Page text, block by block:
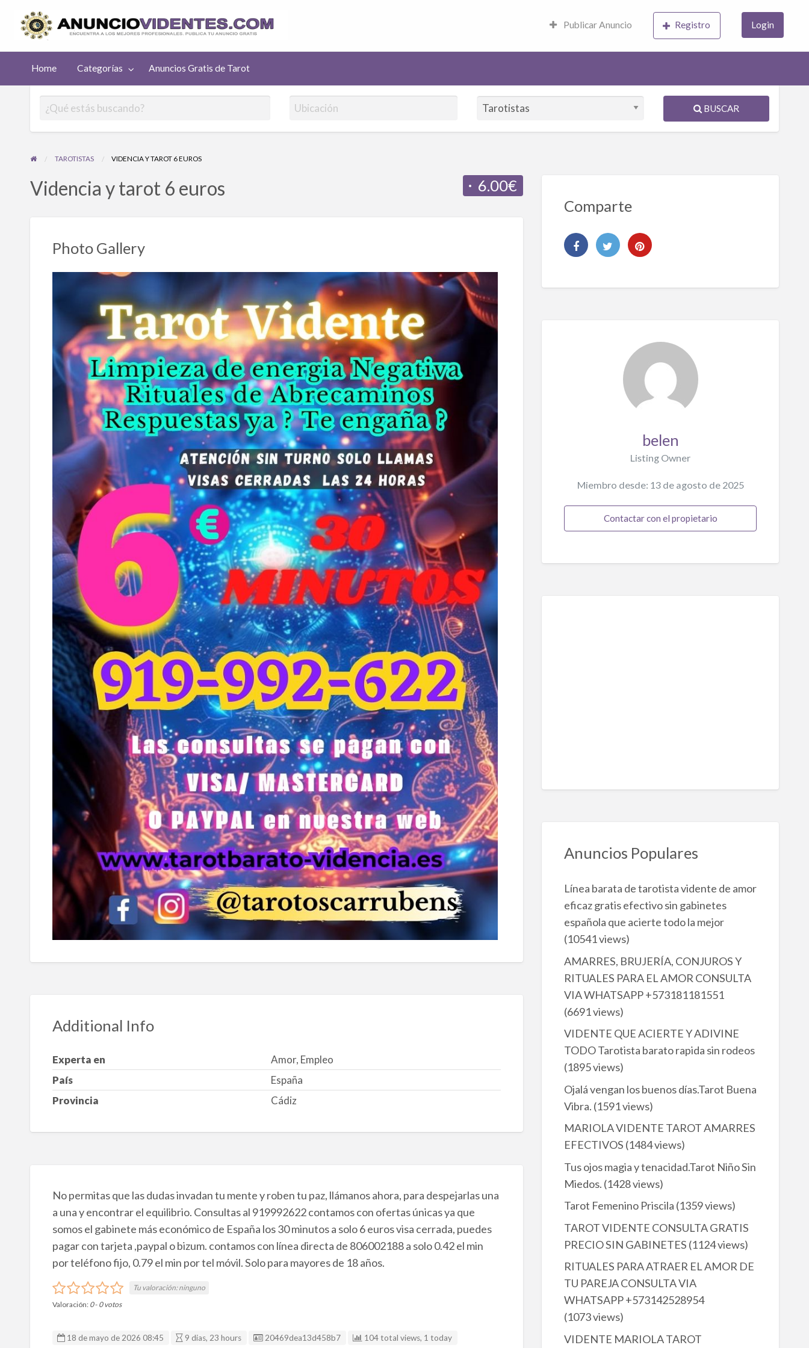
Publicar Anuncio Registro Login
Home Categorías Anuncios Gratis de Tarot
BUSCAR
TAROTISTAS VIDENCIA Y TAROT 6 EUROS
6.00€
Videncia y tarot 6 euros
Photo Gallery
Additional Info
Experta en
Amor, Empleo
País
España
Provincia
Cádiz
No permitas que las dudas invadan tu mente y roben tu paz, llámanos ahora, para despejarlas una
a una y encontrar el equilibrio. Consultas al 919992622 contamos con ofertas únicas ya que
somos el gabinete más económico de España los 30 minutos a solo 6 euros visa cerrada, puedes
pagar con tarjeta ,paypal o bizum. contamos con línea directa de 806002188 a solo 0.42 el min
por teléfono fijo, 0.79 el min por tel móvil. Solo para mayores de 18 años.
Tu valoración:ninguno
Valoración: 0- 0 votos
18 de mayo de 2026 08:45 9 dias, 23 hours ID Anuncio
20469dea13d458b7 104 total views, 1 today
Comparte
belen
Listing Owner
Miembro desde: 13 de agosto de 2025
Contactar con el propietario
Anuncios Populares
Línea barata de tarotista vidente de amor
eficaz gratis efectivo sin gabinetes
española que acierte todo la mejor
(10541 views)
AMARRES, BRUJERÍA, CONJUROS Y
RITUALES PARA EL AMOR CONSULTA
VIA WHATSAPP +573181181551
(6691 views)
VIDENTE QUE ACIERTE Y ADIVINE
TODO Tarotista barato rapida sin rodeos
(1895 views)
Ojalá vengan los buenos días.Tarot Buena
Vibra. (1591 views)
MARIOLA VIDENTE TAROT AMARRES
EFECTIVOS (1484 views)
Tus ojos magia y tenacidad.Tarot Niño Sin
Miedos. (1428 views)
Tarot Femenino Priscila (1359 views)
TAROT VIDENTE CONSULTA GRATIS
PRECIO SIN GABINETES (1124 views)
RITUALES PARA ATRAER EL AMOR DE
TU PAREJA CONSULTA VIA
WHATSAPP +573142528954
(1073 views)
VIDENTE MARIOLA TAROT